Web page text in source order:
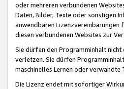
oder mehreren verbundenen
Daten, Bilder, Texte oder sonstigen
anwendbaren Lizenzvereinbarungen
diesen verbundenen Websites zur
Sie dürfen den Programminhalt nicht
verletzen. Sie dürfen
maschinelles Lernen oder
Die Lizenz endet mit sofortiger